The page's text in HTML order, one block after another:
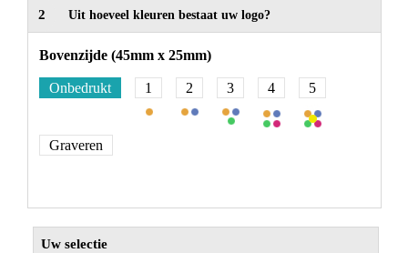
2 Uit hoeveel kleuren bestaat uw logo?
Bovenzijde (45mm x 25mm)
Onbedrukt 1 2 3 4 5
Graveren
Uw selectie